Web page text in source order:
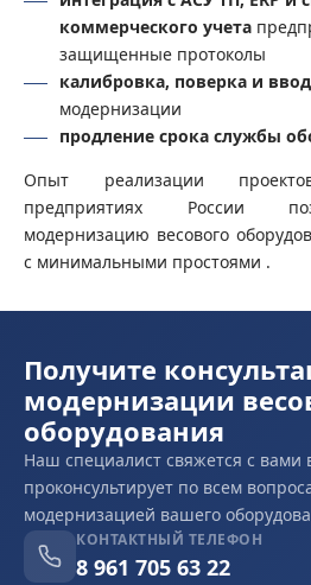
коммерческого учета
защищенные протоколы
калибровка, поверка и
модернизации
продление срока службы
Опыт реализации
предприятиях России
модернизацию весового
с минимальными простоями .
Получите
модернизации
оборудования
Наш специалист свяжется с
проконсультирует по всем
модернизацией вашего
КОНТАКТНЫЙ ТЕЛЕФОН
8 961 705 63 22